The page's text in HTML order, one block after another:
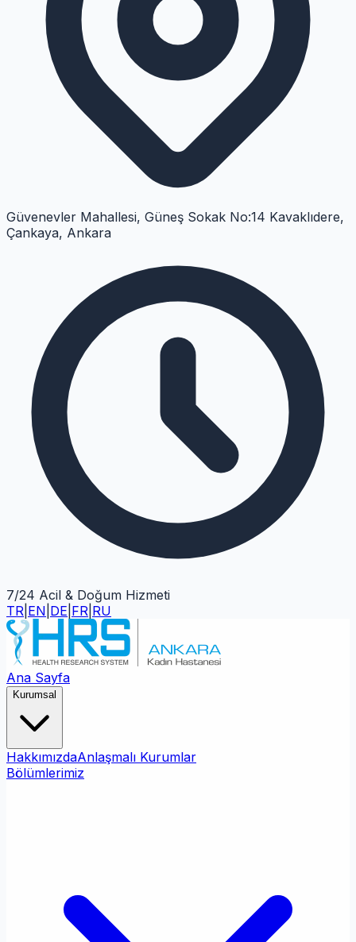
Güvenevler Mahallesi, Güneş Sokak No:14 Kavaklıdere,
Çankaya, Ankara
7/24 Acil & Doğum Hizmeti
TR EN DE FR RU
Ana Sayfa
Kurumsal
HakkımızdaAnlaşmalı Kurumlar
Bölümlerimiz